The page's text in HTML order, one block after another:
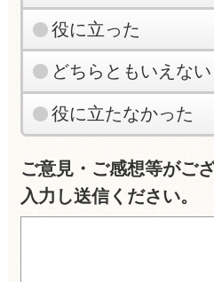
役に立った
どちらともいえない
役に立たなかった
ご意見・ご感想等がご
入力し送信ください。